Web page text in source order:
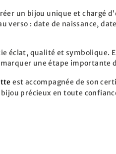
un bijou unique et chargé
verso : date de naissance,
éclat, qualité et
une étape importante
est accompagnée de son
précieux en toute